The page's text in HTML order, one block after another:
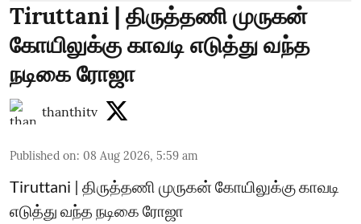
Tiruttani | திருத்தணி முருகன்
கோயிலுக்கு காவடி எடுத்து வந்த
நடிகை ரோஜா
thanthitv
Published on: 08 Aug 2026, 5:59 am
Tiruttani | திருத்தணி முருகன் கோயிலுக்கு காவடி
எடுத்து வந்த நடிகை ரோஜா